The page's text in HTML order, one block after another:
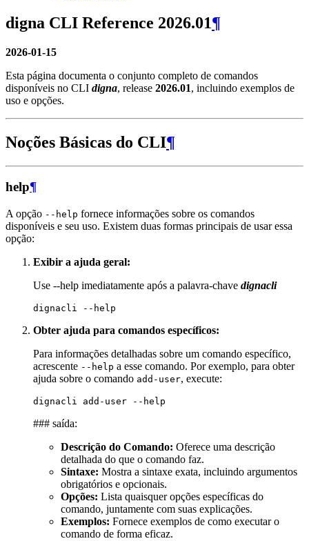
digna CLI Reference 2026.01¶
2026-01-15
Esta página documenta o conjunto completo de comandos
disponíveis no CLI digna, release 2026.01, incluindo exemplos de
uso e opções.
Noções Básicas do CLI¶
help¶
A opção --help fornece informações sobre os comandos
disponíveis e seu uso. Existem duas formas principais de usar essa
opção:
Exibir a ajuda geral:
Use --help imediatamente após a palavra-chave dignacli
dignacli
Obter ajuda para comandos específicos:
Para informações detalhadas sobre um comando específico,
acrescente --help a esse comando. Por exemplo, para obter
ajuda sobre o comando add-user, execute:
dignacli add-user
### saída:
Descrição do Comando: Oferece uma descrição
detalhada do que o comando faz.
Sintaxe: Mostra a sintaxe exata, incluindo argumentos
obrigatórios e opcionais.
Opções: Lista quaisquer opções específicas do
comando, juntamente com suas explicações.
Exemplos: Fornece exemplos de como executar o
comando de forma eficaz.